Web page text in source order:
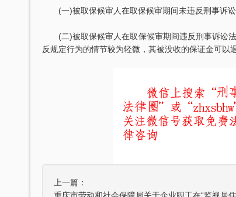
(一)被取保候审人在取保候审期间未违反刑事诉讼
(二)被取保候审人在取保候审期间违反刑事诉讼法
反规定行为的情节较为轻微，其被没收的保证金可以退
上一篇：
省咸宁市中级人民
名被告人组织、领
重庆某县原县长（正厅级）受贿1000余
辩护意见：金额有异议，部分金额不应
入受贿金额；提出排非申请，讯问过程
存在非法取…
辩护意见：被告有自首情节，系在未被
取强制措施前通知到案，应当认定为自
投案；有检…
某省级人防办主任（正厅级）受贿25
节；到案后主动交代了司法机关尚未掌